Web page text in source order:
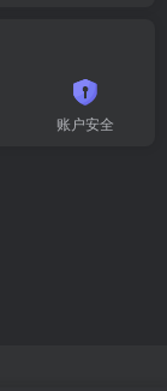
账户安全